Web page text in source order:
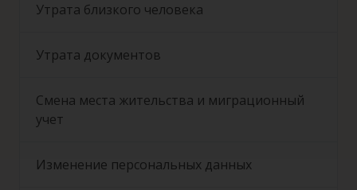
Утрата близкого человека
Утрата документов
Смена места жительства и миграционный
учет
Изменение персональных данных